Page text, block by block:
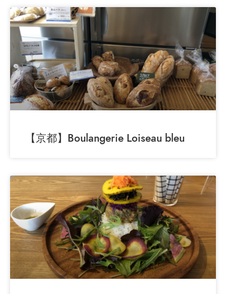
【京都】Boulangerie Loiseau bleu